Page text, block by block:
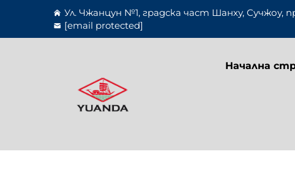
Ул. Чжанцун №1, градска част Шанху, Сучжоу,
[email protected]
Начална